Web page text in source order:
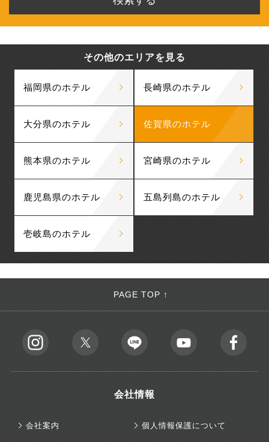
その他のエリアを見る
福岡県のホテル 長崎県のホテル
大分県のホテル 佐賀県のホテル
熊本県のホテル 宮崎県のホテル
鹿児島県のホテル 五島列島のホテル
壱岐島のホテル
PAGE TOP ↑
会社情報
会社案内 個人情報保護について